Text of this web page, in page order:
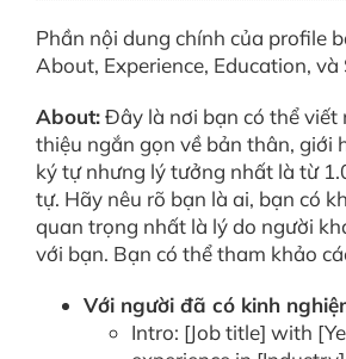
Phần nội dung chính của profile
About, Experience, Education, và
About:Đây là nơi bạn có thể viết
thiệu ngắn gọn về bản thân, giới
ký tự nhưng lý tưởng nhất là từ
tự. Hãy nêu rõ bạn là ai, bạn có
quan trọng nhất là lý do người
với bạn. Bạn có thể tham khảo
Với người đã có kinh
Intro: [Job title] with